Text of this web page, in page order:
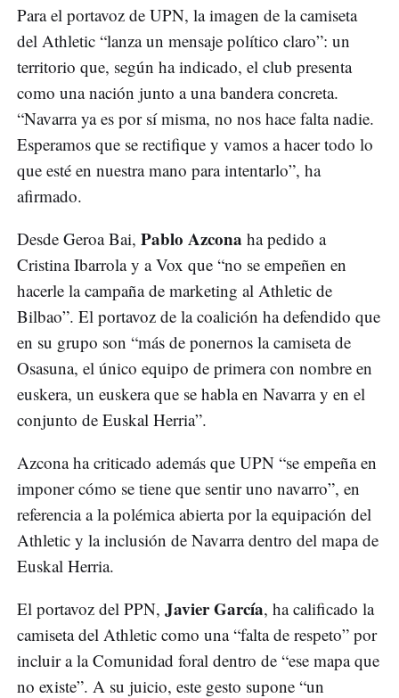
Para el portavoz de UPN, la imagen de la camiseta
del Athletic “lanza un mensaje político claro”: un
territorio que, según ha indicado, el club presenta
como una nación junto a una bandera concreta.
“Navarra ya es por sí misma, no nos hace falta nadie.
Esperamos que se rectifique y vamos a hacer todo lo
que esté en nuestra mano para intentarlo”, ha
afirmado.
Desde Geroa Bai, Pablo Azcona ha pedido a
Cristina Ibarrola y a Vox que “no se empeñen en
hacerle la campaña de marketing al Athletic de
Bilbao”. El portavoz de la coalición ha defendido que
en su grupo son “más de ponernos la camiseta de
Osasuna, el único equipo de primera con nombre en
euskera, un euskera que se habla en Navarra y en el
conjunto de Euskal Herria”.
Azcona ha criticado además que UPN “se empeña en
imponer cómo se tiene que sentir uno navarro”, en
referencia a la polémica abierta por la equipación del
Athletic y la inclusión de Navarra dentro del mapa de
Euskal Herria.
El portavoz del PPN, Javier García, ha calificado la
camiseta del Athletic como una “falta de respeto” por
incluir a la Comunidad foral dentro de “ese mapa que
no existe”. A su juicio, este gesto supone “un